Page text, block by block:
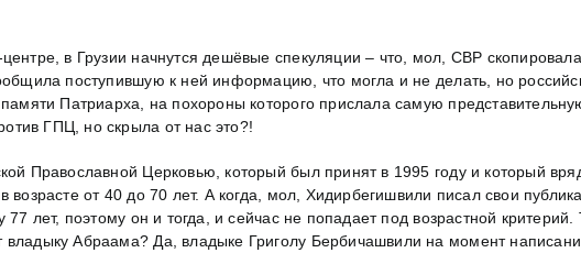
в Грузии начнутся дешёвые спекуляции – что, мол, СВР
поступившую к ней информацию, что могла и не делать, но
памяти Патриарха, на похороны которого прислала самую
ГПЦ, но скрыла от нас это?!
Православной Церковью, который был принят в 1995 году и который
от 40 до 70 лет. А когда, мол, Хидирбегишвили писал свои
лет, поэтому он и тогда, и сейчас не попадает под возрастной критерий.
Абраама? Да, владыке Григолу Бербичашвили на момент